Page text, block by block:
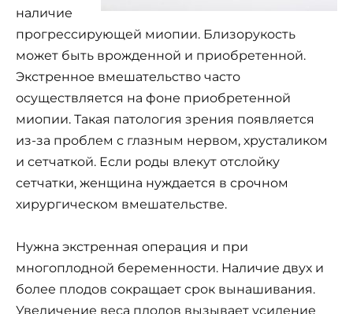
наличие
прогрессирующей миопии. Близорукость
может быть врожденной и приобретенной.
Экстренное вмешательство часто
осуществляется на фоне приобретенной
миопии. Такая патология зрения появляется
из-за проблем с глазным нервом, хрусталиком
и сетчаткой. Если роды влекут отслойку
сетчатки, женщина нуждается в срочном
хирургическом вмешательстве.
Нужна экстренная операция и при
многоплодной беременности. Наличие двух и
более плодов сокращает срок вынашивания.
Увеличение веса плодов вызывает усиление